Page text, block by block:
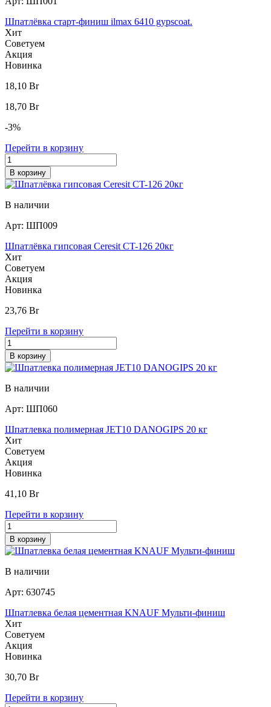
Шпатлёвка старт-финиш ilmax 6410 gypscoat.
Хит
Советуем
Акция
Новинка
18,10 Br
18,70 Br
-3%
Перейти в корзину
В корзину
В наличии
Арт: ШП009
Шпатлёвка гипсовая Ceresit CT-126 20кг
Хит
Советуем
Акция
Новинка
23,76 Br
Перейти в корзину
В корзину
В наличии
Арт: ШП060
Шпатлевка полимерная JET10 DANOGIPS 20 кг
Хит
Советуем
Акция
Новинка
41,10 Br
Перейти в корзину
В корзину
В наличии
Арт: 630745
Шпатлевка белая цементная KNAUF Мульти-финиш
Хит
Советуем
Акция
Новинка
30,70 Br
Перейти в корзину